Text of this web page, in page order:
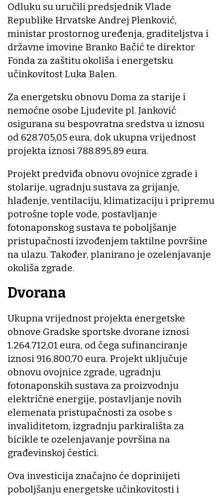
Odluku su uručili predsjednik Vlade
Republike Hrvatske Andrej Plenković,
ministar prostornog uređenja, graditeljstva i
državne imovine Branko Bačić te direktor
Fonda za zaštitu okoliša i energetsku
učinkovitost Luka Balen.
Za energetsku obnovu Doma za starije i
nemoćne osobe Ljudevite pl. Janković
osigurana su bespovratna sredstva u iznosu
od 628.705,05 eura, dok ukupna vrijednost
projekta iznosi 788.895,89 eura.
Projekt predviđa obnovu ovojnice zgrade i
stolarije, ugradnju sustava za grijanje,
hlađenje, ventilaciju, klimatizaciju i pripremu
potrošne tople vode, postavljanje
fotonaponskog sustava te poboljšanje
pristupačnosti izvođenjem taktilne površine
na ulazu. Također, planirano je ozelenjavanje
okoliša zgrade.
Dvorana
Ukupna vrijednost projekta energetske
obnove Gradske sportske dvorane iznosi
1.264.712,01 eura, od čega sufinanciranje
iznosi 916.800,70 eura. Projekt uključuje
obnovu ovojnice zgrade, ugradnju
fotonaponskih sustava za proizvodnju
električne energije, postavljanje novih
elemenata pristupačnosti za osobe s
invaliditetom, izgradnju parkirališta za
bicikle te ozelenjavanje površina na
građevinskoj čestici.
Ova investicija značajno će doprinijeti
poboljšanju energetske učinkovitosti i